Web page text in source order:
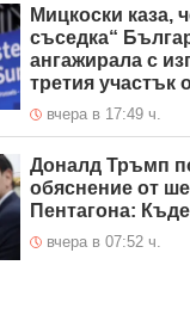
Мицкоски каза,
съседка“
ангажирала с
третия участък
вчера в 17:49 ч.
Доналд Тръмп
обяснение от
Пентагона:
вчера в 07:52 ч.